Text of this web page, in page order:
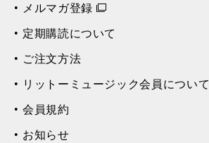
メルマガ登録
定期購読について
ご注文方法
リットーミュージック会員について
会員規約
お知らせ